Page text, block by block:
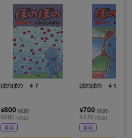
ぼのぼの ４７
¥800 (税抜)
¥880 (税込)
書籍
ぼのぼの ４５
¥700 (税抜)
¥770 (税込)
書籍